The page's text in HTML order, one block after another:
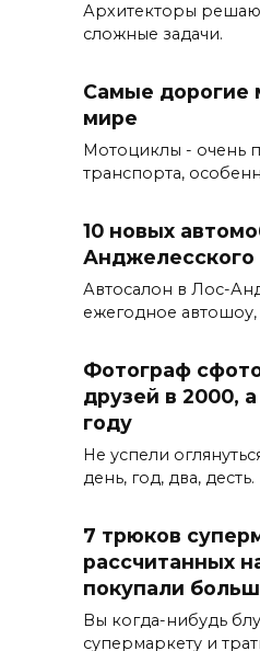
Архитекторы
сложные задачи.
Самые дорогие
мире
Мотоциклы - очень
транспорта,
10 новых
Автосалон в Лос-
ежегодное
Фотограф
друзей в 2000,
году
Не успели
день, год, два, десть.
7 трюков
рассчитанных
покупали
Вы когда-нибудь
супермаркету и